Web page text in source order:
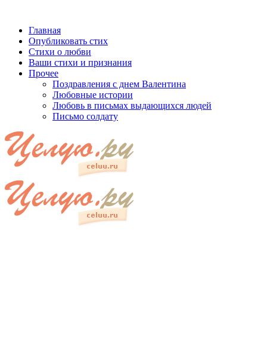
Главная
Опубликовать стих
Стихи о любви
Ваши стихи и признания
Прочее
Поздравления с днем Валентина
Любовные истории
Любовь в письмах выдающихся людей
Письмо солдату